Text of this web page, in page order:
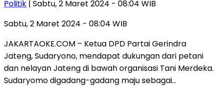
Politik | Sabtu, 2 Maret 2024 - 08:04 WIB
Sabtu, 2 Maret 2024 - 08:04 WIB
JAKARTAOKE.COM – Ketua DPD Partai Gerindra
Jateng, Sudaryono, mendapat dukungan dari petani
dan nelayan Jateng di bawah organisasi Tani Merdeka.
Sudaryomo digadang-gadang maju sebagai…